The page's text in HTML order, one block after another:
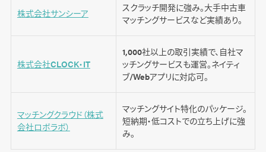
株式会社サンシーア
スクラッチ開発に強み。大手中古車
マッチングサービスなど実績あり。
株式会社CLOCK・IT
1,000社以上の取引実績で、自社マ
ッチングサービスも運営。ネイティ
ブ/Webアプリに対応可。
マッチングクラウド（株式
会社ロボラボ）
マッチングサイト特化のパッケージ。
短納期・低コストでの立ち上げに強
み。